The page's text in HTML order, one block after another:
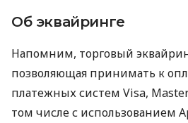
Об эквайринге
Напомним, торговый
позволяющая принимать к
платежных систем Visa,
том числе с использованием